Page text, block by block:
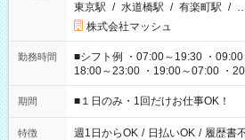
東京駅 / 水道橋駅 / 有楽町駅 /
株式会社マッシュ
勤務時間
■シフト例 ・07:00～19:30 ・
18:00～23:00 ・19:00～07:00 ・
etc ★最短で3時間で5,120円のお仕事から 15時間で2万円近く稼
げるお仕事も！ ご希望のお時間に合わせてご紹介！ ※シフトは
ください！
期間 ■１日のみ・1回だけお仕事OK！
特徴 週1日からOK / 日払いOK / 履歴書